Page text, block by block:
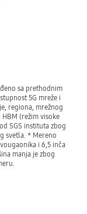
sa prethodnim
5G mreže i
regiona, mrežnog
(režim visoke
SGS instituta zbog
svetla. * Mereno
i 6,5 inča
manja je zbog